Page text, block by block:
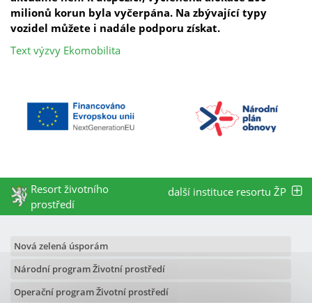
milionů korun byla vyčerpána. Na zbývající typy
vozidel můžete i nadále podporu získat.
Text výzvy Ekomobilita
Resort životního
prostředí
další instituce resortu ŽP
Nová zelená úsporám
Národní program Životní prostředí
Operační program Životní prostředí